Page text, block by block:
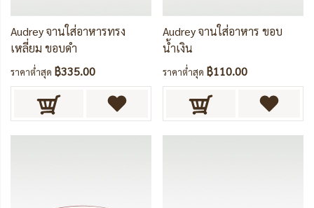
Audrey จานใส่อาหารทรง
เหลี่ยม ขอบดำ
ราคาต่ำสุด ฿335.00
Audrey จานใส่อาหาร ขอบ
น้ำเงิน
ราคาต่ำสุด ฿110.00